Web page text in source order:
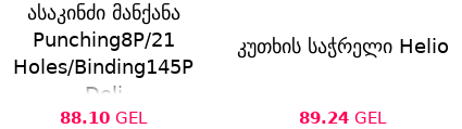
ასაკინძი მანქანა
Punching8P/21
Holes/Binding145P
Deli
88.10 GEL
კუთხის საჭრელი Helio
89.24 GEL